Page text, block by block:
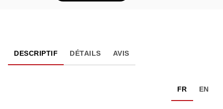
DESCRIPTIF DÉTAILS AVIS
FR EN